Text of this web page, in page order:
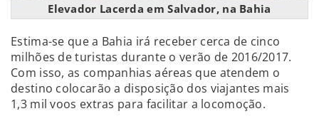
Elevador Lacerda em Salvador, na Bahia
Estima-se que a Bahia irá receber cerca de cinco
milhões de turistas durante o verão de 2016/2017.
Com isso, as companhias aéreas que atendem o
destino colocarão a disposição dos viajantes mais
1,3 mil voos extras para facilitar a locomoção.